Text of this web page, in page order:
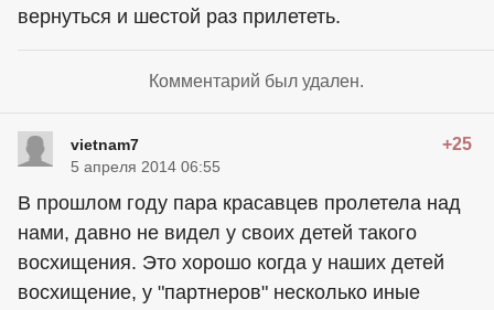
вернуться и шестой раз прилететь.
Комментарий был удален.
vietnam7 +25
5 апреля 2014 06:55
В прошлом году пара красавцев пролетела над
нами, давно не видел у своих детей такого
восхищения. Это хорошо когда у наших детей
восхищение, у "партнеров" несколько иные